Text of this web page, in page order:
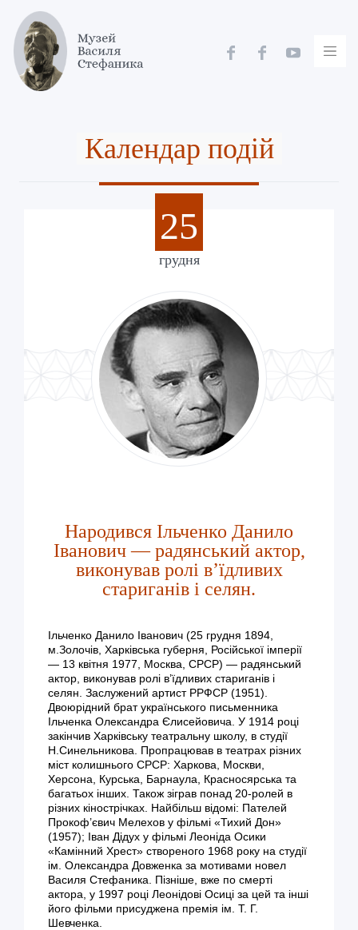
content
Календар подій
25
грудня
Народився Ільченко Данило
Іванович — радянський актор,
виконував ролі в’їдливих
стариганів і селян.
Ільченко Данило Іванович (25 грудня 1894,
м.Золочів, Харківська губерня, Російської імперії
— 13 квітня 1977, Москва, СРСР) — радянський
актор, виконував ролі в’їдливих стариганів і
селян. Заслужений артист РРФСР (1951).
Двоюрідний брат українського письменника
Ільченка Олександра Єлисейовича. У 1914 році
закінчив Харківську театральну школу, в студії
Н.Синельникова. Пропрацював в театрах різних
міст колишнього СРСР: Харкова, Москви,
Херсона, Курська, Барнаула, Красносярська та
багатьох інших. Також зіграв понад 20-ролей в
різних кінострічках. Найбільш відомі: Пателей
Прокоф’євич Мелехов у фільмі «Тихий Дон»
(1957); Іван Дідух у фільмі Леоніда Осики
«Камінний Хрест» створеного 1968 року на студії
ім. Олександра Довженка за мотивами новел
Василя Стефаника. Пізніше, вже по смерті
актора, у 1997 році Леонідові Осиці за цей та інші
його фільми присуджена премія ім. Т. Г.
Шевченка.